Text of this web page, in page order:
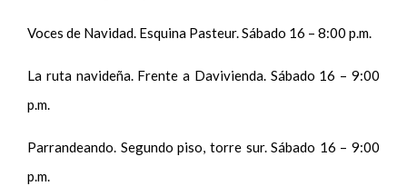
Voces de Navidad. Esquina Pasteur. Sábado 16 – 8:00 p.m.
La ruta navideña. Frente a Davivienda. Sábado 16 – 9:00
p.m.
Parrandeando. Segundo piso, torre sur. Sábado 16 – 9:00
p.m.